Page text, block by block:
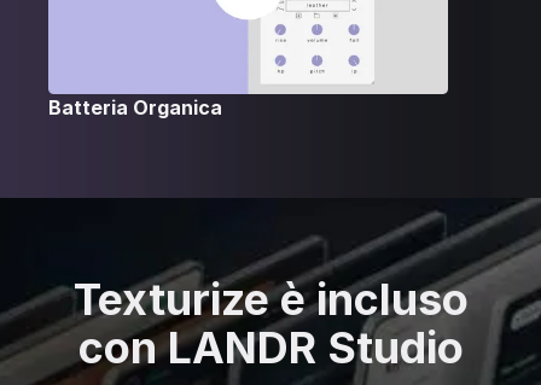
Batteria Organica
Texturize è incluso
con LANDR Studio